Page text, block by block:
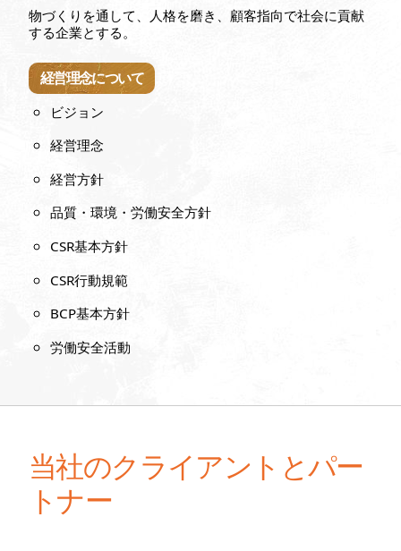
物づくりを通して、人格を磨き、顧客指向で社会に貢献
する企業とする。
経営理念について
ビジョン
経営理念
経営方針
品質・環境・労働安全方針
CSR基本方針
CSR行動規範
BCP基本方針
労働安全活動
当社のクライアントとパー
トナー